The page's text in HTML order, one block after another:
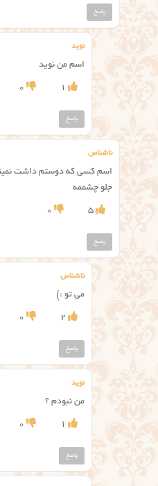
پاسخ
نوید
اسم من نوید
1
0
پاسخ
ناشناس
اسم کسی که دوستم داشت
جلو چشممه
5
0
پاسخ
ناشناس
می تو :)
2
0
پاسخ
نوید
من نبودم ؟
1
0
پاسخ